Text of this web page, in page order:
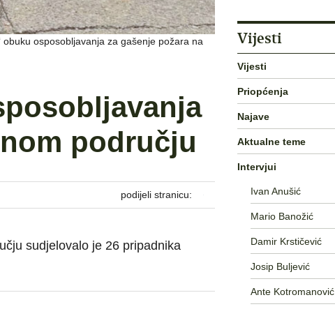
osposobljavanja za gašenje požara na
području
podijeli stranicu:
sudjelovalo je 26 pripadnika
Vijesti
Vijesti
Priopćenja
Najave
Aktualne teme
Intervjui
Ivan Anušić
Mario Banožić
Damir Krstičević
Josip Buljević
Ante Kotromanović